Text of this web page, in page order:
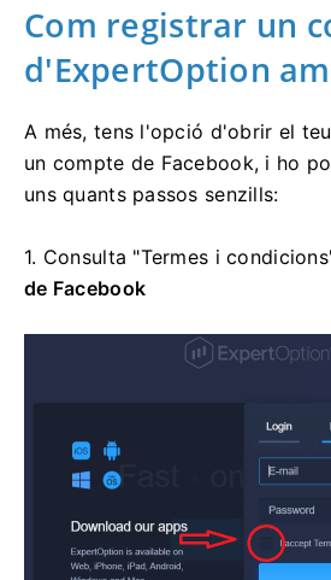
Com registrar un
d'ExpertOption
A més, tens l'opció d'obrir el
un compte de Facebook, i ho
uns quants passos senzills:
1. Consulta "Termes i
de Facebook